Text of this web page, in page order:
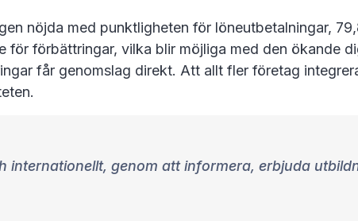
nöjda med punktligheten för löneutbetalningar,
förbättringar, vilka blir möjliga med den ökande
får genomslag direkt. Att allt fler företag
internationellt, genom att informera, erbjuda